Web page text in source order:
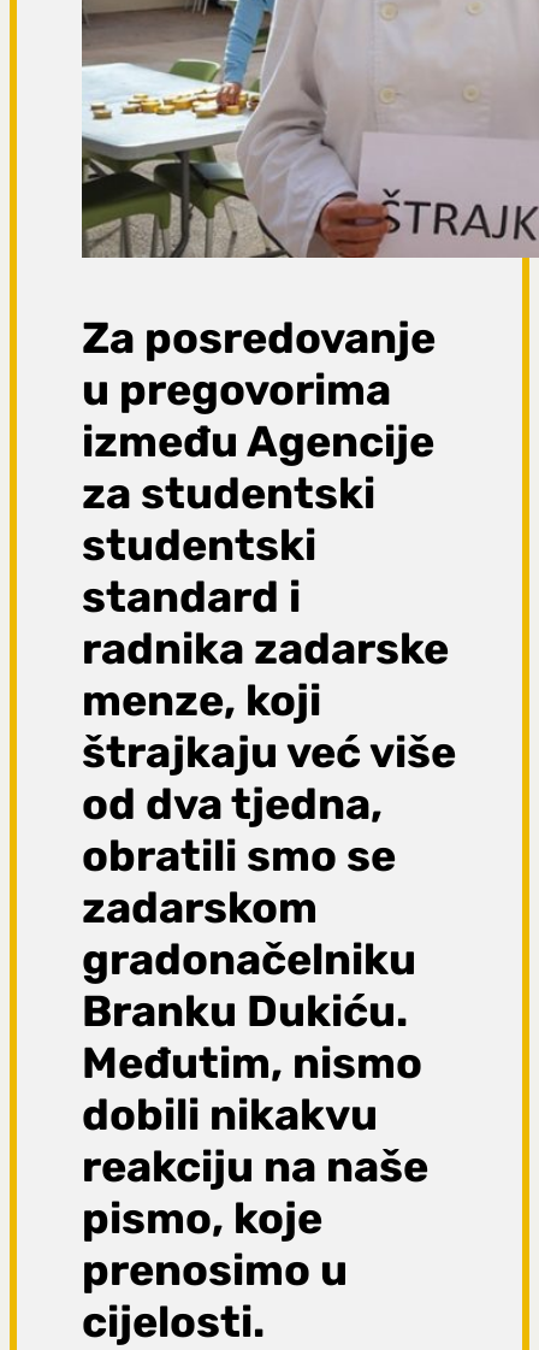
Za posredovanje
u pregovorima
između Agencije
za studentski
studentski
standard i
radnika zadarske
menze, koji
štrajkaju već više
od dva tjedna,
obratili smo se
zadarskom
gradonačelniku
Branku Dukiću.
Međutim, nismo
dobili nikakvu
reakciju na naše
pismo, koje
prenosimo u
cijelosti.